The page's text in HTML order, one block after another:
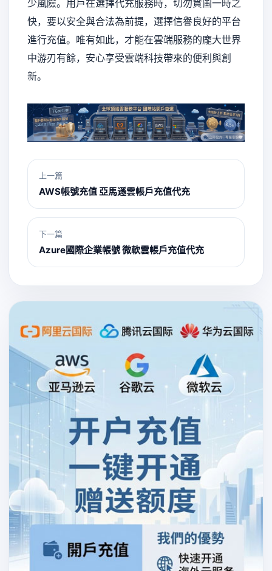
少風險。用戶在選擇代充服務時，切勿貪圖一時之
快，要以安全與合法為前提，選擇信譽良好的平台
進行充值。唯有如此，才能在雲端服務的龐大世界
中游刃有餘，安心享受雲端科技帶來的便利與創
新。
上一篇
AWS帳號充值 亞馬遜雲帳戶充值代充
下一篇
Azure國際企業帳號 微軟雲帳戶充值代充